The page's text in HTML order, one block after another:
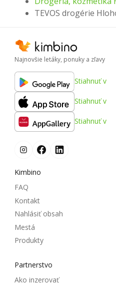
TEVOS drogérie
Najnovšie letáky, ponuky a zľavy
Stiahnuť v
Stiahnuť v
Stiahnuť v
Kimbino
FAQ
Kontakt
Nahlásiť obsah
Mestá
Produkty
Partnerstvo
Ako inzerovať